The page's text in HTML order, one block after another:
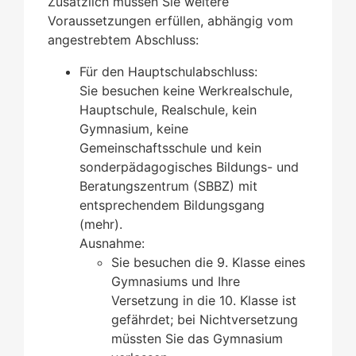
Voraussetzungen erfüllen, abhängig vom
angestrebtem Abschluss:
Für den Hauptschulabschluss:
Sie besuchen keine Werkrealschule,
Hauptschule, Realschule, kein
Gymnasium, keine
Gemeinschaftsschule und kein
sonderpädagogisches Bildungs- und
Beratungszentrum (SBBZ) mit
entsprechendem Bildungsgang
(mehr).
Ausnahme:
Sie besuchen die 9. Klasse eines
Gymnasiums und Ihre
Versetzung in die 10. Klasse ist
gefährdet; bei Nichtversetzung
müssten Sie das Gymnasium